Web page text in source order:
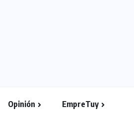
Opinión EmpreTuy